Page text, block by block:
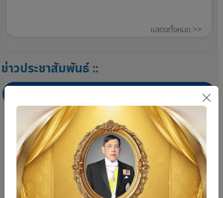
แสดงทั้งหมด >>
ข่าวประชาสัมพันธ์ ::
หน่วยงานส่วนกลาง
หน่วยงานส่วนภูมิภาค
โครงการ/ประชุม/อบรม
จัดซื้อจัดจ้าง